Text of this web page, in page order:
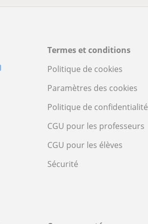
Termes et conditions
Politique de cookies
Paramètres des cookies
Politique de confidentialité
CGU pour les professeurs
CGU pour les élèves
Sécurité